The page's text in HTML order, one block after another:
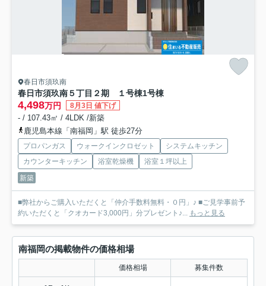
春日市須玖南
春日市須玖南５丁目２期 １号棟1号棟
4,498万円 8月3日 値下げ
- / 107.43㎡ / 4LDK /新築
鹿児島本線「南福岡」駅 徒歩27分
プロパンガス ウォークインクロゼット
システムキッチン
カウンターキッチン
浴室乾燥機
浴室１坪以上
新築
■弊社からご購入いただくと「仲介手数料無料・０円」♪ ■ご見学事前予
約いただくと「クオカード3,000円」分プレゼント♪...
もっと見る
南福岡の掲載物件の価格相場
価格相場 募集件数